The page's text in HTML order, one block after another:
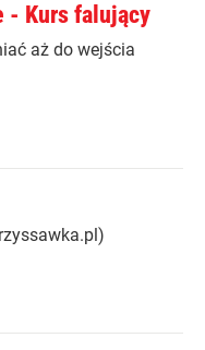
- Kurs falujący
aż do wejścia